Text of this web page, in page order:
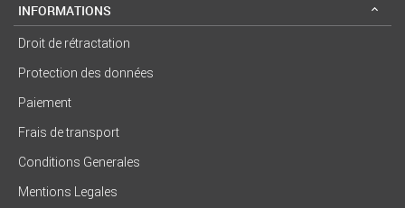
INFORMATIONS
Droit de rétractation
Protection des données
Paiement
Frais de transport
Conditions Generales
Mentions Legales